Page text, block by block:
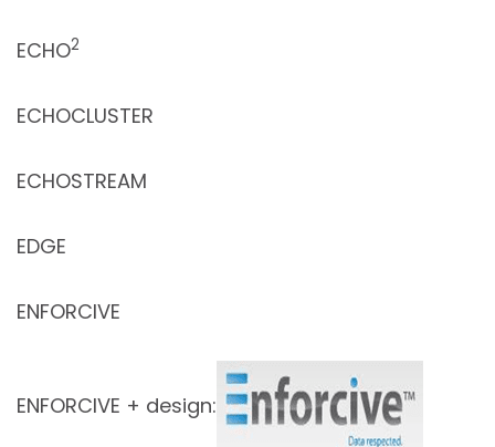
ECHO2
ECHOCLUSTER
ECHOSTREAM
EDGE
ENFORCIVE
ENFORCIVE + design: